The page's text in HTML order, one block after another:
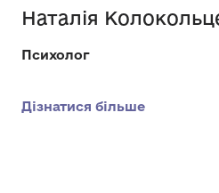
Наталія
Психолог
Дізнатися більше